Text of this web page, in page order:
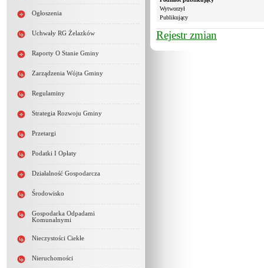
Ogłoszenia
Uchwały RG Żelazków
Raporty O Stanie Gminy
Zarządzenia Wójta Gminy
Regulaminy
Strategia Rozwoju Gminy
Przetargi
Podatki I Opłaty
Działalność Gospodarcza
Środowisko
Gospodarka Odpadami
Komunalnymi
Nieczystości Ciekłe
Nieruchomości
Wytworzył
Publikujący
Rejestr zmian